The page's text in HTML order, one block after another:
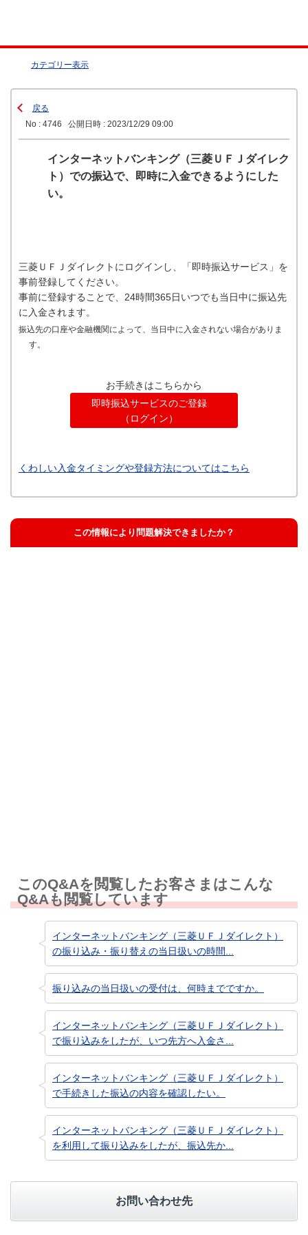
カテゴリー表示
戻る
No : 4746
公開日時 : 2023/12/29 09:00
インターネットバンキング（三菱ＵＦＪダイレク
ト）での振込で、即時に入金できるようにした
い。
三菱ＵＦＪダイレクトにログインし、「即時振込サービス」を
事前登録してください。
事前に登録することで、24時間365日いつでも当日中に振込先
に入金されます。
振込先の口座や金融機関によって、当日中に入金されない場合がありま
す。
お手続きはこちらから
即時振込サービスのご登録
（ログイン）
くわしい入金タイミングや登録方法についてはこちら
この情報により問題解決できましたか？
このQ&Aを閲覧したお客さまはこんな
Q&Aも閲覧しています
インターネットバンキング（三菱ＵＦＪダイレクト）
の振り込み・振り替えの当日扱いの時間...
振り込みの当日扱いの受付は、何時までですか。
インターネットバンキング（三菱ＵＦＪダイレクト）
で振り込みをしたが、いつ先方へ入金さ...
インターネットバンキング（三菱ＵＦＪダイレクト）
で手続きした振込の内容を確認したい。
インターネットバンキング（三菱ＵＦＪダイレクト）
を利用して振り込みをしたが、振込先か...
お問い合わせ先